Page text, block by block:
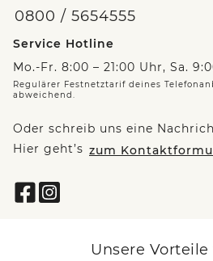
0800 / 5654555
Service Hotline
Mo.-Fr. 8:00 – 21:00 Uhr, Sa.
Regulärer Festnetztarif deines
abweichend.
Oder schreib uns eine
Hier geht’s zum
Unsere